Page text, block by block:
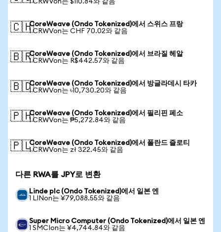
1 CRWVon는 $110.84와 같음
🇨🇭CoreWeave (Ondo Tokenized)에서 스위스 프랑
1 CRWVon는 CHF 70.02와 같음
🇧🇷CoreWeave (Ondo Tokenized)에서 브라질 헤알
1 CRWVon는 R$442.57와 같음
🇧🇩CoreWeave (Ondo Tokenized)에서 방글라데시 타카
1 CRWVon는 ৳10,730.20와 같음
🇵🇭CoreWeave (Ondo Tokenized)에서 필리핀 페소
1 CRWVon는 ₱5,272.84와 같음
🇵🇱CoreWeave (Ondo Tokenized)에서 폴란드 즐로티
1 CRWVon는 zł 322.45와 같음
다른 RWA를 JPY로 변환
Linde plc (Ondo Tokenized)에서 일본 엔
1 LINon는 ¥79,088.55와 같음
Super Micro Computer (Ondo Tokenized)에서 일본 엔
1 SMCIon는 ¥4,744.84와 같음